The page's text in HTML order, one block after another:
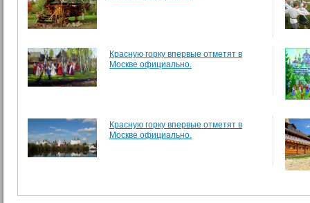
Красную горку впервые отметят в
Москве официально.
Красную горку впервые отметят в
Москве официально.